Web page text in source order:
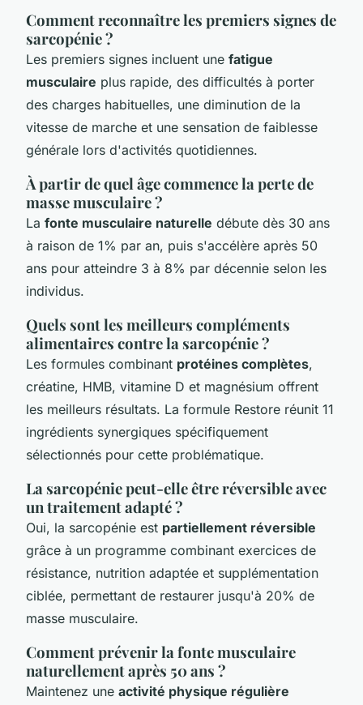
Comment reconnaître les premiers signes de
sarcopénie ?
Les premiers signes incluent une fatigue
musculaire plus rapide, des difficultés à porter
des charges habituelles, une diminution de la
vitesse de marche et une sensation de faiblesse
générale lors d'activités quotidiennes.
À partir de quel âge commence la perte de
masse musculaire ?
La fonte musculaire naturelle débute dès 30 ans
à raison de 1% par an, puis s'accélère après 50
ans pour atteindre 3 à 8% par décennie selon les
individus.
Quels sont les meilleurs compléments
alimentaires contre la sarcopénie ?
Les formules combinant protéines complètes,
créatine, HMB, vitamine D et magnésium offrent
les meilleurs résultats. La formule Restore réunit 11
ingrédients synergiques spécifiquement
sélectionnés pour cette problématique.
La sarcopénie peut-elle être réversible avec
un traitement adapté ?
Oui, la sarcopénie est partiellement réversible
grâce à un programme combinant exercices de
résistance, nutrition adaptée et supplémentation
ciblée, permettant de restaurer jusqu'à 20% de
masse musculaire.
Comment prévenir la fonte musculaire
naturellement après 50 ans ?
Maintenez une activité physique régulière